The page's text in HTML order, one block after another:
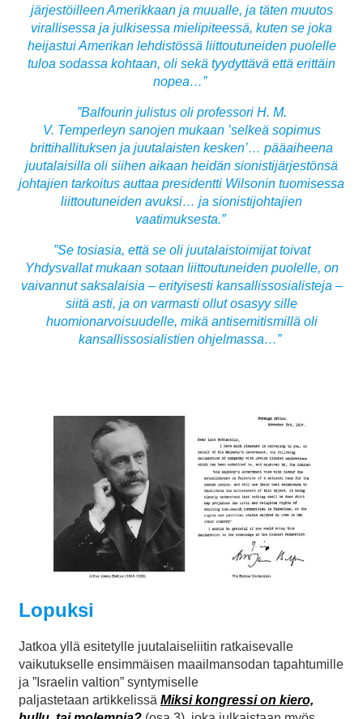
järjestöilleen Amerikkaan ja muualle, ja täten muutos
virallisessa ja julkisessa mielipiteessä, kuten se joka
heijastui Amerikan lehdistössä liittoutuneiden puolelle
tuloa sodassa kohtaan, oli sekä tyydyttävä että erittäin
nopea…”
”Balfourin julistus oli professori H. M.
V. Temperleyn sanojen mukaan ’selkeä sopimus
brittihallituksen ja juutalaisten kesken’… pääaiheena
juutalaisilla oli siihen aikaan heidän sionistijärjestönsä
johtajien tarkoitus auttaa presidentti Wilsonin tuomisessa
liittoutuneiden avuksi… ja sionistijohtajien
vaatimuksesta.”
”Se tosiasia, että se oli juutalaistoimijat toivat
Yhdysvallat mukaan sotaan liittoutuneiden puolelle, on
vaivannut saksalaisia – erityisesti kansallissosialisteja –
siitä asti, ja on varmasti ollut osasyy sille
huomionarvoisuudelle, mikä antisemitismillä oli
kansallissosialistien ohjelmassa…”
Lopuksi
Jatkoa yllä esitetylle juutalaiseliitin ratkaisevalle
vaikutukselle ensimmäisen maailmansodan tapahtumille
ja ”Israelin valtion” syntymiselle
paljastetaan artikkelissä Miksi kongressi on kiero,